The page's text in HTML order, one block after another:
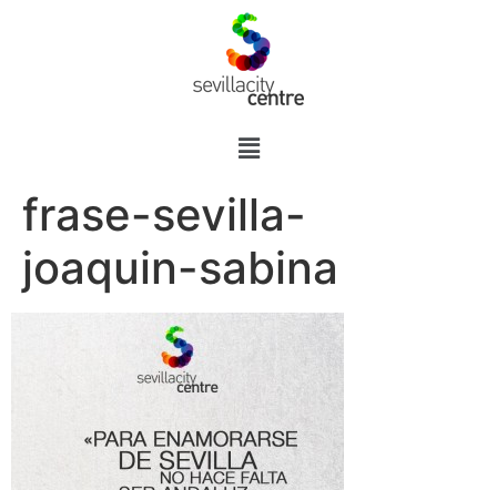
frase-sevilla-
joaquin-sabina